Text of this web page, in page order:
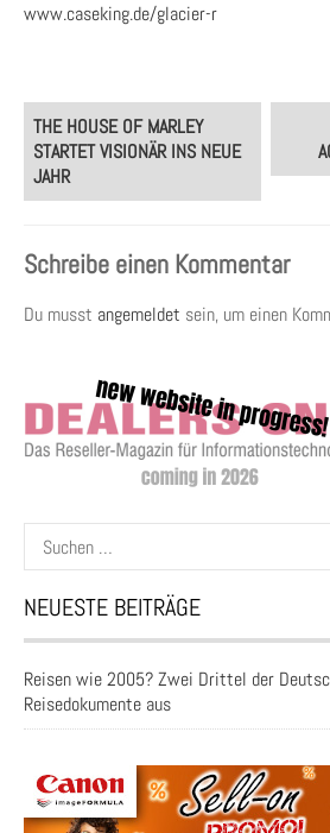
www.caseking.de/glacier-r
Post
navigation
THE HOUSE OF MARLEY
STARTET VISIONÄR INS NEUE
JAHR
Schreibe einen Kommentar
Du musst angemeldet sein, um einen
Suchen
nach:
NEUESTE BEITRÄGE
Reisen wie 2005? Zwei Drittel der
Reisedokumente aus